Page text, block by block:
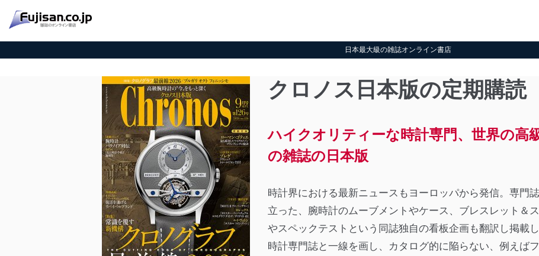
日本最大級の雑誌オンライン書店
クロノス日本版の定期購読
ハイクオリティーな時計専門、世界の高
の雑誌の日本版
時計界における最新ニュースもヨーロッパから発信。専門
立った、腕時計のムーブメントやケース、ブレスレット＆
やスペックテストという同誌独自の看板企画も翻訳し掲載
時計専門誌と一線を画し、カタログ的に陥らない、例えば